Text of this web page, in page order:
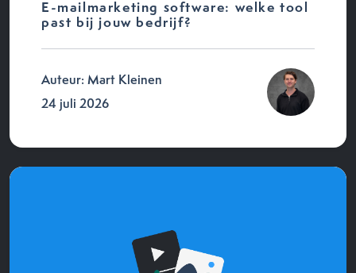
E-mailmarketing software: welke tool
past bij jouw bedrijf?
Auteur: Mart Kleinen
24 juli 2026